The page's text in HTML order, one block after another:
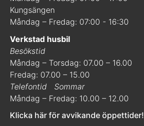
Kungsängen
Måndag – Fredag: 07:00 - 16:30
Verkstad husbil
Besökstid
Måndag – Torsdag: 07.00 – 16.00
Fredag: 07.00 – 15.00
Telefontid
Sommar
Måndag – Fredag: 10.00 – 12.00
Klicka här för avvikande öppettider!